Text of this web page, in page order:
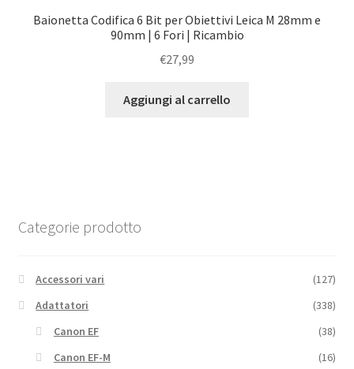
Baionetta Codifica 6 Bit per Obiettivi Leica M 28mm e
90mm | 6 Fori | Ricambio
€27,99
Aggiungi al carrello
Categorie prodotto
Accessori vari
(127)
Adattatori
(338)
Canon EF
(38)
Canon EF-M
(16)